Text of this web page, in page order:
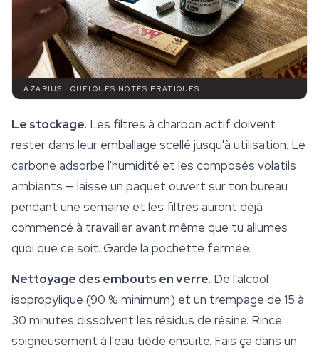
AZARIUS · QUELQUES NOTES PRATIQUES
Le stockage. Les filtres à charbon actif doivent
rester dans leur emballage scellé jusqu'à utilisation. Le
carbone adsorbe l'humidité et les composés volatils
ambiants — laisse un paquet ouvert sur ton bureau
pendant une semaine et les filtres auront déjà
commencé à travailler avant même que tu allumes
quoi que ce soit. Garde la pochette fermée.
Nettoyage des embouts en verre. De l'alcool
isopropylique (90 % minimum) et un trempage de 15 à
30 minutes dissolvent les résidus de résine. Rince
soigneusement à l'eau tiède ensuite. Fais ça dans un